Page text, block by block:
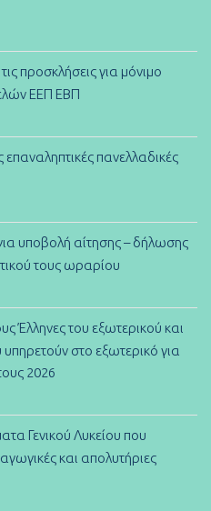
προσκλήσεις για μόνιμο
ΕΕΠ ΕΒΠ
επαναληπτικές πανελλαδικές
υποβολή αίτησης – δήλωσης
τους ωραρίου
Έλληνες του εξωτερικού και
στο εξωτερικό για
2026
Γενικού Λυκείου που
και απολυτήριες